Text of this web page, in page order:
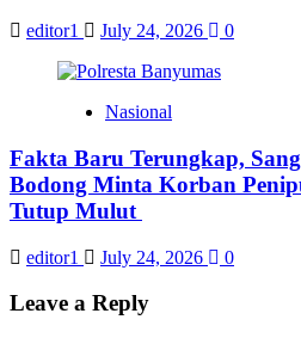
editor1 July 24, 2026 0
Nasional
Fakta Baru Terungkap,
Bodong Minta Korban
Tutup Mulut
editor1 July 24, 2026 0
Leave a Reply